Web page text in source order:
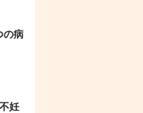
の病
妊